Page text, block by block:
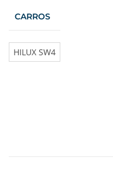
CARROS
HILUX SW4